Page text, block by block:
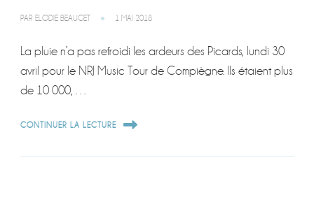
PAR ELODIE BEAUGET 1 MAI 2018
La pluie n’a pas refroidi les ardeurs des Picards, lundi 30
avril pour le NRJ Music Tour de Compiègne. Ils étaient plus
de 10 000, …
CONTINUER LA LECTURE